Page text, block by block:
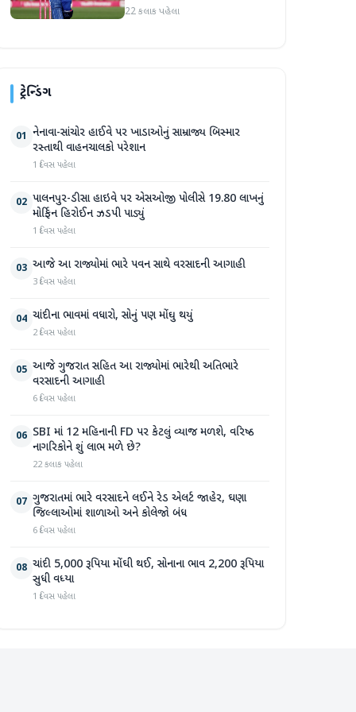
બન્યા પછી જોસ બટલરની
22 કલાક પહેલા
ટ્રેન્ડિંગ
01 નેનાવા-સાંચોર હાઈવે પર ખાડાઓનું સામ્રાજ્ય બિસ્માર
રસ્તાથી વાહનચાલકો પરેશાન
1 દિવસ પહેલા
02 પાલનપુર-ડીસા હાઇવે પર એસઓજી પોલીસે 19.80 લાખનું
મોર્ફિન હિરોઈન ઝડપી પાડ્યું
1 દિવસ પહેલા
03 આજે આ રાજ્યોમાં ભારે પવન સાથે વરસાદની આગાહી
3 દિવસ પહેલા
04 ચાંદીના ભાવમાં વધારો, સોનું પણ મોંઘુ થયું
2 દિવસ પહેલા
05 આજે ગુજરાત સહિત આ રાજ્યોમાં ભારેથી અતિભારે
વરસાદની આગાહી
6 દિવસ પહેલા
06 SBI માં 12 મહિનાની FD પર કેટલું વ્યાજ મળશે, વરિષ્ઠ
નાગરિકોને શું લાભ મળે છે?
22 કલાક પહેલા
07 ગુજરાતમાં ભારે વરસાદને લઈને રેડ એલર્ટ જાહેર, ઘણા
જિલ્લાઓમાં શાળાઓ અને કોલેજો બંધ
6 દિવસ પહેલા
08 ચાંદી 5,000 રૂપિયા મોંઘી થઈ, સોનાના ભાવ 2,200 રૂપિયા
સુધી વધ્યા
1 દિવસ પહેલા